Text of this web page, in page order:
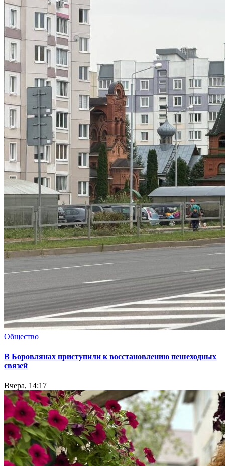
Общество
В Боровлянах приступили к восстановлению пешеходных
связей
Вчера, 14:17